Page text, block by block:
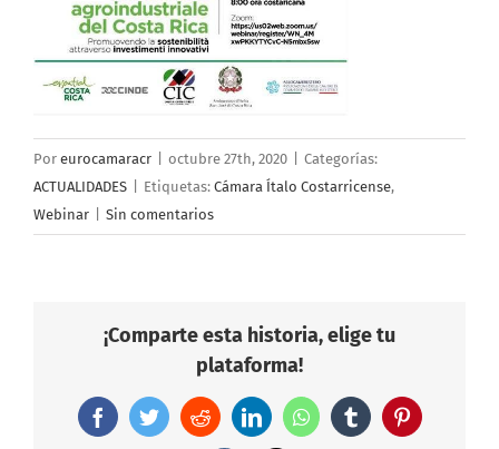
Por eurocamaracr octubre 27th, 2020
Categorías:
ACTUALIDADES
Etiquetas: Cámara Ítalo Costarricense,
Webinar
Sin comentarios
¡Comparte esta historia, elige tu
plataforma!
FacebookTwitterRedditLinkedInWhatsAppTumblr Pinterest